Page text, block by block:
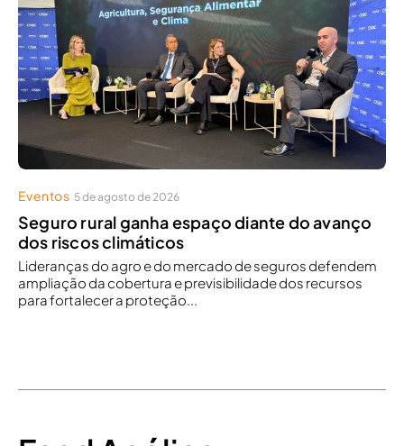
Eventos 5 de agosto de 2026
Seguro rural ganha espaço diante do avanço
dos riscos climáticos
Lideranças do agro e do mercado de seguros defendem
ampliação da cobertura e previsibilidade dos recursos
para fortalecer a proteção...